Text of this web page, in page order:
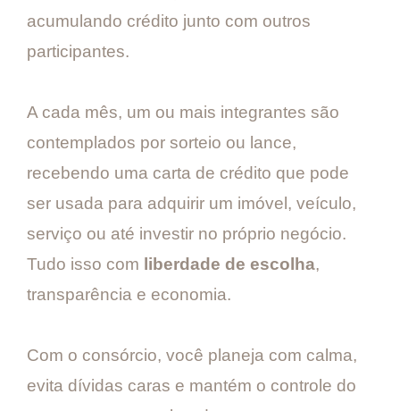
acumulando crédito junto com outros
participantes.
A cada mês, um ou mais integrantes são
contemplados por sorteio ou lance,
recebendo uma carta de crédito que pode
ser usada para adquirir um imóvel, veículo,
serviço ou até investir no próprio negócio.
Tudo isso com liberdade de escolha,
transparência e economia.
Com o consórcio, você planeja com calma,
evita dívidas caras e mantém o controle do